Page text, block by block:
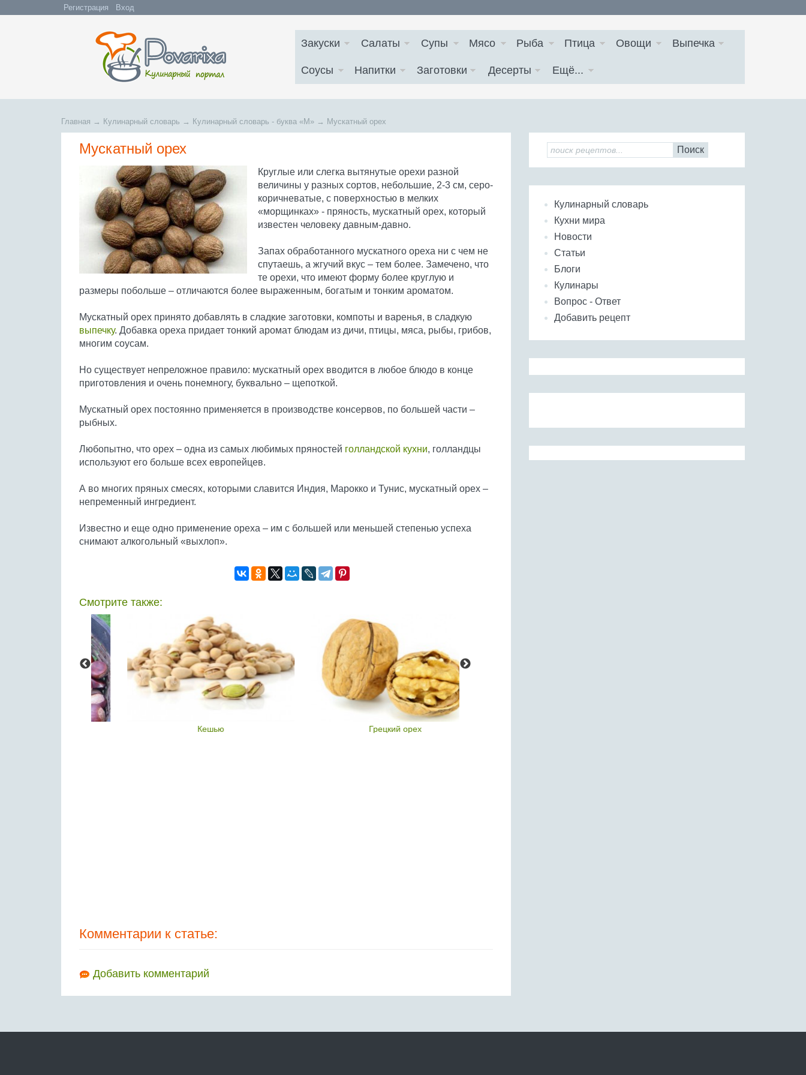
Регистрация Вход
Закуски Салаты Супы Мясо Рыба Птица Овощи Выпечка
Соусы Напитки Заготовки Десерты Ещё...
Главная → Кулинарный словарь → Кулинарный словарь - буква «М» → Мускатный орех
Мускатный орех
Круглые или слегка вытянутые орехи разной
величины у разных сортов, небольшие, 2-3 см, серо-
коричневатые, с поверхностью в мелких
«морщинках» - пряность, мускатный орех, который
известен человеку давным-давно.
Запах обработанного мускатного ореха ни с чем не
спутаешь, а жгучий вкус – тем более. Замечено, что
те орехи, что имеют форму более круглую и
размеры побольше – отличаются более выраженным, богатым и тонким ароматом.
Мускатный орех принято добавлять в сладкие заготовки, компоты и варенья, в сладкую
выпечку. Добавка ореха придает тонкий аромат блюдам из дичи, птицы, мяса, рыбы, грибов,
многим соусам.
Но существует непреложное правило: мускатный орех вводится в любое блюдо в конце
приготовления и очень понемногу, буквально – щепоткой.
Мускатный орех постоянно применяется в производстве консервов, по большей части –
рыбных.
Любопытно, что орех – одна из самых любимых пряностей голландской кухни, голландцы
используют его больше всех европейцев.
А во многих пряных смесях, которыми славится Индия, Марокко и Тунис, мускатный орех –
непременный ингредиент.
Известно и еще одно применение ореха – им с большей или меньшей степенью успеха
снимают алкогольный «выхлоп».
Смотрите также:
Грецкий орех
Комментарии к статье:
Добавить комментарий
Поиск
Кулинарный словарь
Кухни мира
Новости
Статьи
Блоги
Кулинары
Вопрос - Ответ
Добавить рецепт